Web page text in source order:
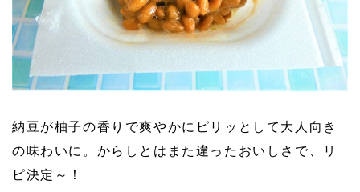
納豆が柚子の香りで爽やかにピリッとして大人向き
の味わいに。からしとはまた違ったおいしさで、リ
ピ決定～！